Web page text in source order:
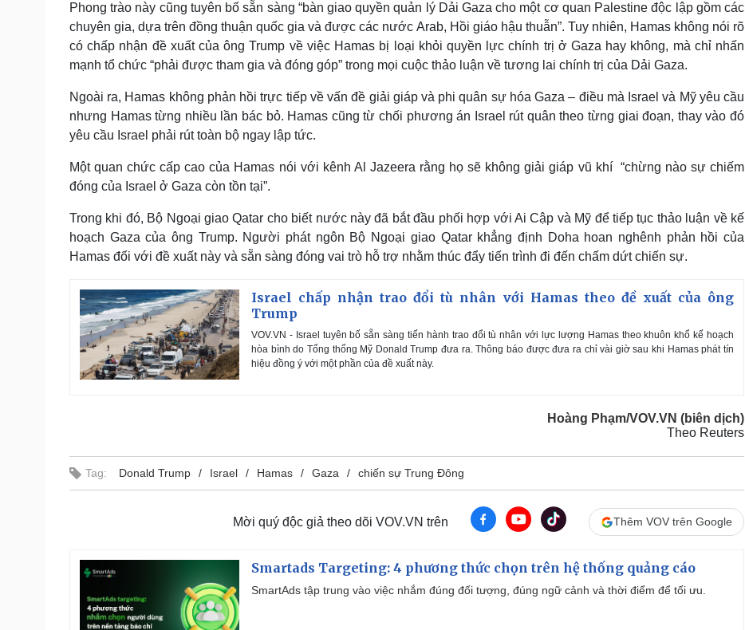
Phong trào này cũng tuyên bố sẵn sàng “bàn giao quyền quản lý Dải Gaza cho một cơ quan Palestine độc lập gồm các
chuyên gia, dựa trên đồng thuận quốc gia và được các nước Arab, Hồi giáo hậu thuẫn”. Tuy nhiên, Hamas không nói rõ
có chấp nhận đề xuất của ông Trump về việc Hamas bị loại khỏi quyền lực chính trị ở Gaza hay không, mà chỉ nhấn
mạnh tổ chức “phải được tham gia và đóng góp” trong mọi cuộc thảo luận về tương lai chính trị của Dải Gaza.
Ngoài ra, Hamas không phản hồi trực tiếp về vấn đề giải giáp và phi quân sự hóa Gaza – điều mà Israel và Mỹ yêu cầu
nhưng Hamas từng nhiều lần bác bỏ. Hamas cũng từ chối phương án Israel rút quân theo từng giai đoạn, thay vào đó
yêu cầu Israel phải rút toàn bộ ngay lập tức.
Một quan chức cấp cao của Hamas nói với kênh Al Jazeera rằng họ sẽ không giải giáp vũ khí “chừng nào sự chiếm
đóng của Israel ở Gaza còn tồn tại”.
Trong khi đó, Bộ Ngoại giao Qatar cho biết nước này đã bắt đầu phối hợp với Ai Cập và Mỹ để tiếp tục thảo luận về kế
hoạch Gaza của ông Trump. Người phát ngôn Bộ Ngoại giao Qatar khẳng định Doha hoan nghênh phản hồi của
Hamas đối với đề xuất này và sẵn sàng đóng vai trò hỗ trợ nhằm thúc đẩy tiến trình đi đến chấm dứt chiến sự.
Israel chấp nhận trao đổi tù nhân với Hamas theo đề xuất của ông
Trump
VOV.VN - Israel tuyên bố sẵn sàng tiến hành trao đổi tù nhân với lực lượng Hamas theo khuôn khổ kế hoạch
hòa bình do Tổng thống Mỹ Donald Trump đưa ra. Thông báo được đưa ra chỉ vài giờ sau khi Hamas phát tín
hiệu đồng ý với một phần của đề xuất này.
Hoàng Phạm/VOV.VN (biên dịch)
Theo Reuters
Tag: Donald Trump Israel Hamas Gaza chiến sự Trung Đông
Mời quý độc giả theo dõi VOV.VN trên Thêm VOV trên Google
Smartads Targeting: 4 phương thức chọn trên hệ thống quảng cáo
SmartAds tập trung vào việc nhắm đúng đối tượng, đúng ngữ cảnh và thời điểm để tối ưu.